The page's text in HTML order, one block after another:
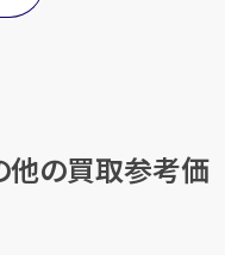
他の買取参考価